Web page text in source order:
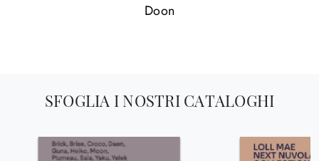
Doon
SFOGLIA I NOSTRI CATALOGHI